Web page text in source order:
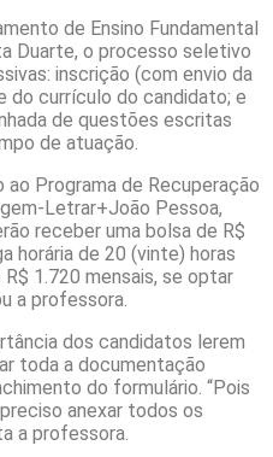
de Ensino Fundamental
Duarte, o processo seletivo
inscrição (com envio da
do currículo do candidato; e
de questões escritas
de atuação.
ao Programa de Recuperação
Letrar+João Pessoa,
receber uma bolsa de R$
horária de 20 (vinte) horas
1.720 mensais, se optar
a professora.
dos candidatos lerem
toda a documentação
do formulário. “Pois
anexar todos os
a professora.